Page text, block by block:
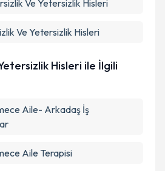
Ve Yetersizlik Hisleri
Ve Yetersizlik Hisleri
Hisleri ile İlgili
Aile- Arkadaş İş
Aile Terapisi